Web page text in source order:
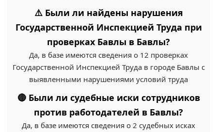
⚠️ Были ли найдены нарушения
Государственной Инспекцией Труда при
проверках Бавлы в Бавлы?
Да, в базе имеются сведения о 12 проверках
Государственной Инспекцией Труда в городе Бавлы с
выявленными нарушениями условий труда
🔴 Были ли судебные иски сотрудников
против работодателей в Бавлы?
Да, в базе имеются сведения о 2 судебных исках